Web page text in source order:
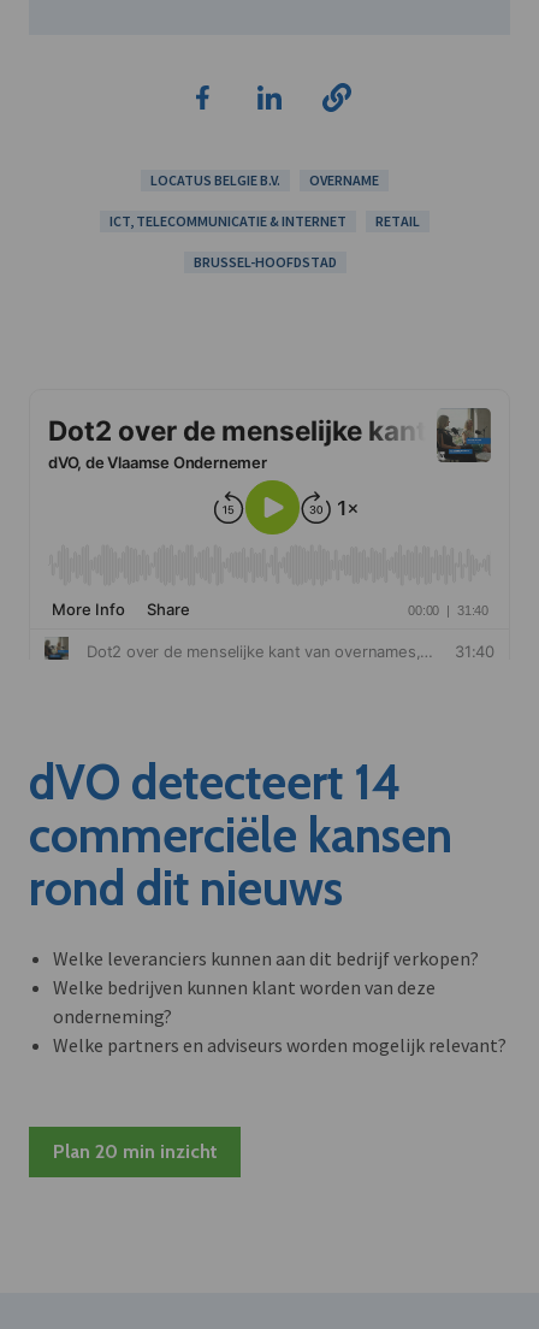
LOCATUS BELGIE B.V. OVERNAME
ICT, TELECOMMUNICATIE & INTERNET RETAIL
BRUSSEL-HOOFDSTAD
dVO detecteert 14
commerciële kansen
rond dit nieuws
Welke leveranciers kunnen aan dit bedrijf verkopen?
Welke bedrijven kunnen klant worden van deze
onderneming?
Welke partners en adviseurs worden mogelijk relevant?
Plan 20 min inzicht